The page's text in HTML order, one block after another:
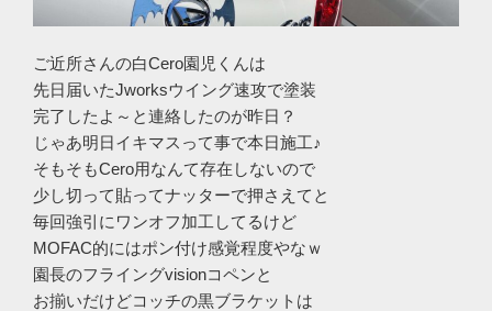
ご近所さんの白Cero園児くんは
先日届いたJworksウイング速攻で塗装
完了したよ～と連絡したのが昨日？
じゃあ明日イキマスって事で本日施工♪
そもそもCero用なんて存在しないので
少し切って貼ってナッターで押さえてと
毎回強引にワンオフ加工してるけど
MOFAC的にはポン付け感覚程度やなｗ
園長のフライングvisionコペンと
お揃いだけどコッチの黒ブラケットは